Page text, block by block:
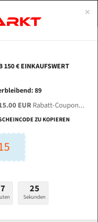
A für 4400 mm Bi-
mm
×
150 € EINKAUFSWERT
89
EURRabatt-Coupon...
ZU KOPIEREN
24
Sekunden